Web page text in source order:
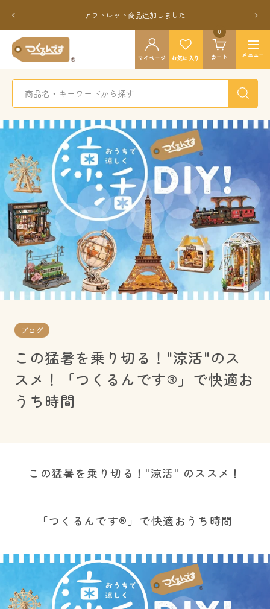
テ
戻
る
アウトレット商品追加しました
次
へ
つ
く
ん
す
公
マイページ お気に入り カート
0
ナ
ビ
ゲ
シ
ョ
メニュー
ブログ
この猛暑を乗り切る！"涼活"のス
スメ！「つくるんです®」で快適お
うち時間
この猛暑を乗り切る！"涼活" のススメ！
「つくるんです®」で快適おうち時間